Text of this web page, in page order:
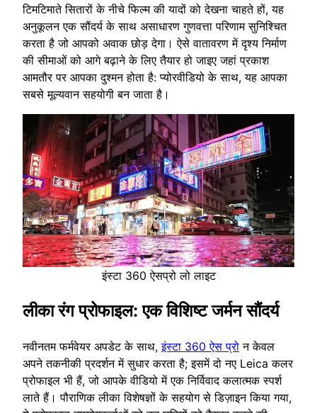
टिमटिमाते सितारों के नीचे फिल्म की यादों को देखना चाहते हों, यह
अनुकूलन एक सौंदर्य के साथ असाधारण गुणवत्ता परिणाम सुनिश्चित
करता है जो आपको अवाक छोड़ देगा। ऐसे वातावरण में दृश्य निर्माण
की सीमाओं को आगे बढ़ाने के लिए तैयार हो जाइए जहां प्रकाश
आमतौर पर आपका दुश्मन होता है: प्योरवीडियो के साथ, यह आपका
सबसे मूल्यवान सहयोगी बन जाता है।
इंस्टा 360 ऐसप्रो लो लाइट
लीका रंग प्रोफाइल: एक विशिष्ट जर्मन सौंदर्य
नवीनतम फर्मवेयर अपडेट के साथ,इंस्टा 360 ऐस प्रो न केवल
अपने तकनीकी प्रदर्शन में सुधार करता है; इसमें दो नए Leica कलर
प्रोफाइल भी हैं, जो आपके वीडियो में एक निर्विवाद कलात्मक स्पर्श
लाते हैं। पौराणिक लीका विशेषज्ञों के सहयोग से डिज़ाइन किया गया,